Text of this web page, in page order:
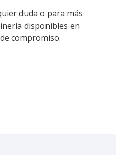
duda o para más
disponibles en
compromiso.